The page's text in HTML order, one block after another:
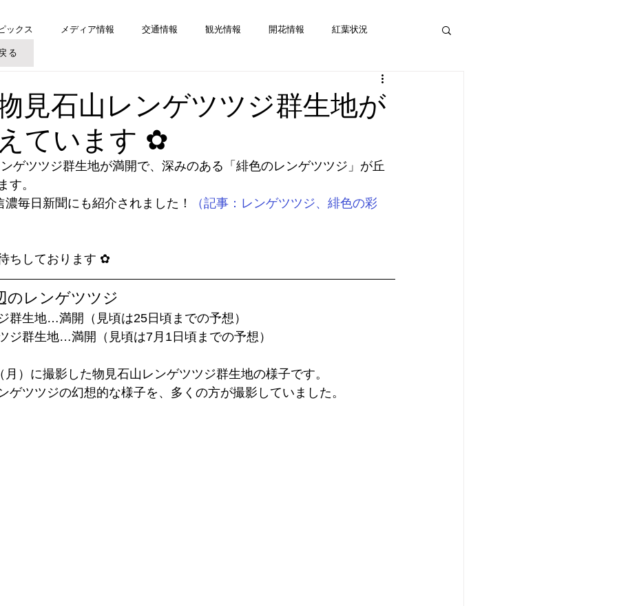
ックス メディア情報 交通情報 観光情報 開花情報 紅葉状況
見石山レンゲツツジ群生地が
ています ✿
ゲツツジ群生地が満開で、深みのある「緋色のレンゲツツジ」が丘
す。
毎日新聞にも紹介されました！
（記事：レンゲツツジ、緋色の彩
ちしております ✿
のレンゲツツジ
群生地…満開（見頃は25日頃までの予想）
ジ群生地…満開（見頃は7月1日頃までの予想）
）に撮影した物見石山レンゲツツジ群生地の様子です。
ゲツツジの幻想的な様子を、多くの方が撮影していました。
る